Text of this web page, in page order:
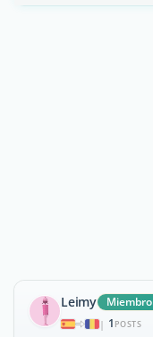
Leimy Miembro
| 1 POSTS